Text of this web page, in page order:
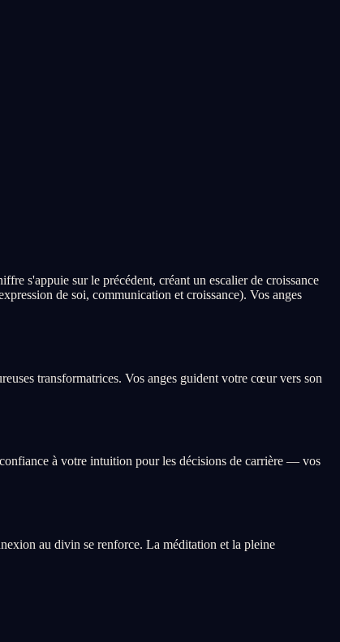
s'appuie sur le précédent, créant un escalier de croissance
de soi, communication et croissance). Vos anges
transformatrices. Vos anges guident votre cœur vers son
à votre intuition pour les décisions de carrière — vos
au divin se renforce. La méditation et la pleine